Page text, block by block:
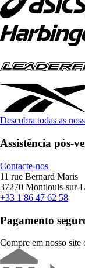
Descubra todas as
Assistência pós-
Contacte-nos
11 rue Bernard Maris
37270 Montlouis-sur-
+33 1 86 47 62 58
Pagamento
Compre em nosso site